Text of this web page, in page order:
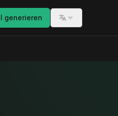
generieren Switch